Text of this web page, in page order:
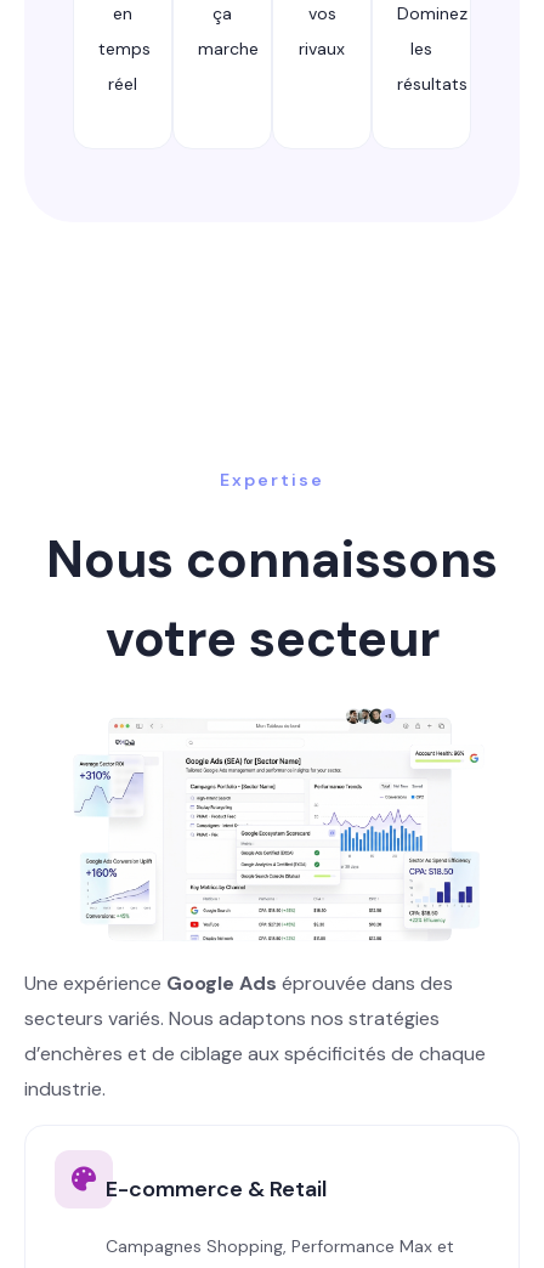
en
temps
réel
ça
marche
vos
rivaux
Dominez
les
résultats
Expertise
Nous connaissons
votre secteur
Une expérience Google Ads éprouvée dans des
secteurs variés. Nous adaptons nos stratégies
d’enchères et de ciblage aux spécificités de chaque
industrie.
E-commerce & Retail
Campagnes Shopping, Performance Max et